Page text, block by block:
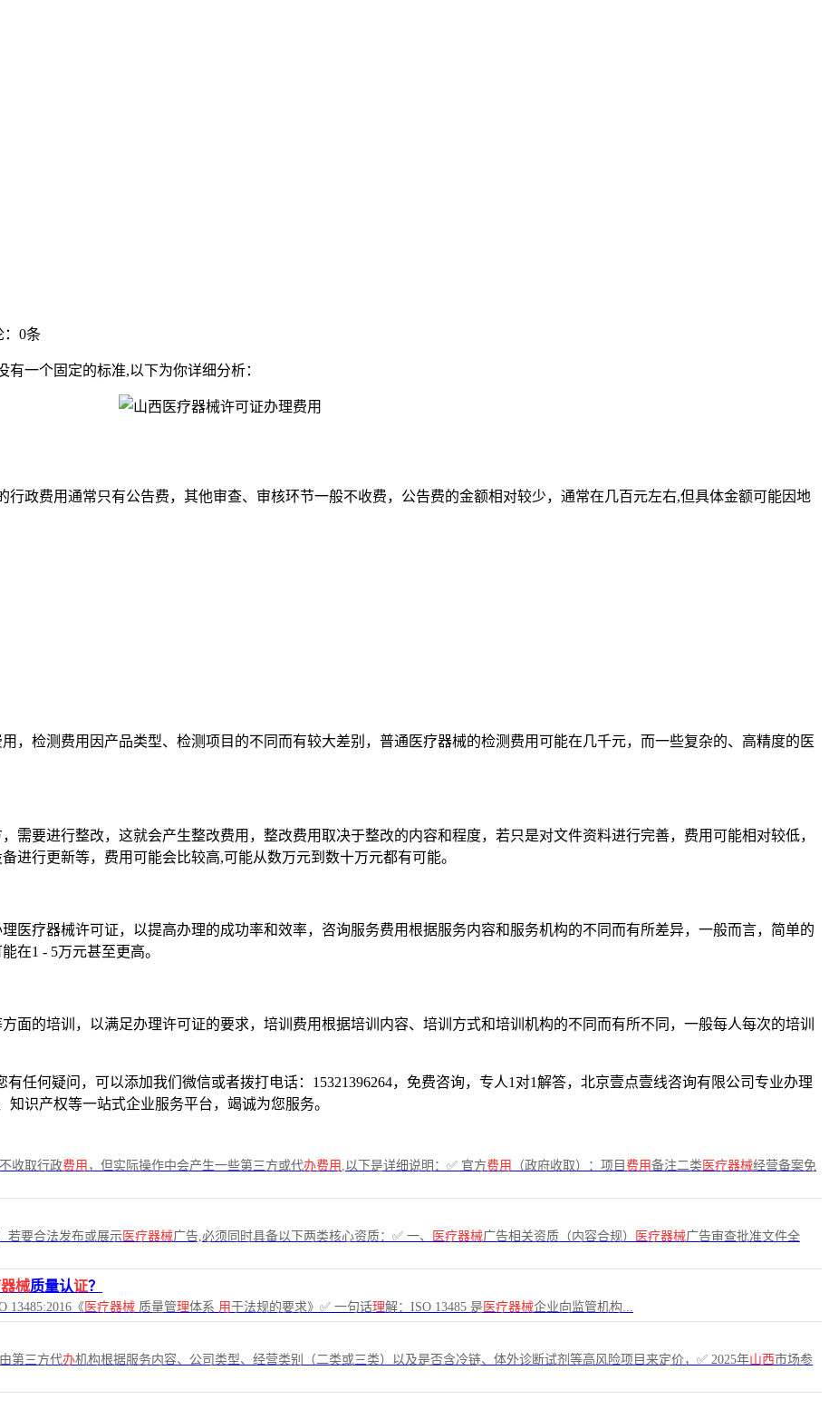
：0条
一个固定的标准,以下为你详细分析：
政费用通常只有公告费，其他审查、审核环节一般不收费，公告费的金额相对较少，通常在几百元左右,但具体金额可能因地
，检测费用因产品类型、检测项目的不同而有较大差别，普通医疗器械的检测费用可能在几千元，而一些复杂的、高精度的医
需要进行整改，这就会产生整改费用，整改费用取决于整改的内容和程度，若只是对文件资料进行完善，费用可能相对较低，
进行更新等，费用可能会比较高,可能从数万元到数十万元都有可能。
医疗器械许可证，以提高办理的成功率和效率，咨询服务费用根据服务内容和服务机构的不同而有所差异，一般而言，简单的
在1 - 5万元甚至更高。
面的培训，以满足办理许可证的要求，培训费用根据培训内容、培训方式和培训机构的不同而有所不同，一般每人每次的培训
任何疑问，可以添加我们微信或者拨打电话：15321396264，免费咨询，专人1对1解答，北京壹点壹线咨询有限公司专业办理
识产权等一站式企业服务平台，竭诚为您服务。
收取行政费用 ，但实际操作中会产生一些第三方或代办费用 ,以下是详细说明：✅ 官方费用 （政府收取）：项目 费用备注二类 医疗器械经营备案免
若要合法发布或展示 医疗器械广告,必须同时具备以下两类核心资质：✅ 一、 医疗器械广告相关资质（内容合规） 医疗器械广告审查批准文件全
械质量认证？
13485:2016《 医疗器械 质量管理体系 用于法规的要求》✅ 一句话理解：ISO 13485 是 医疗器械企业向监管机构...
第三方代办机构根据服务内容、公司类型、经营类别（二类或三类）以及是否含冷链、体外诊断试剂等高风险项目来定价，✅ 2025年山西市场参